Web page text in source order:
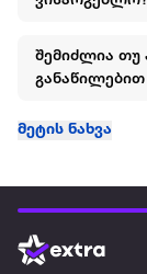
შემიძლია თუ
განაწილებით
მეტის ნახვა